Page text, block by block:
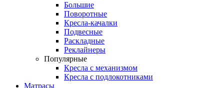
Большие
Поворотные
Кресла-качалки
Подвесные
Раскладные
Реклайнеры
Популярные
Кресла с механизмом
Кресла с подлокотниками
Матрасы